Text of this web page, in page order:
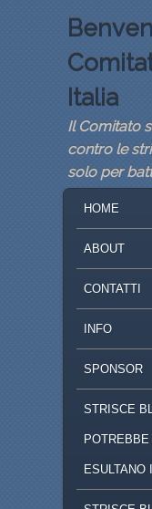
Italia
Il Comitato
contro le
solo per
VAI AL
VAI AL
HOME
ABOUT
CONTATTI
INFO
SPONSOR
STRISCE
ESULTANO